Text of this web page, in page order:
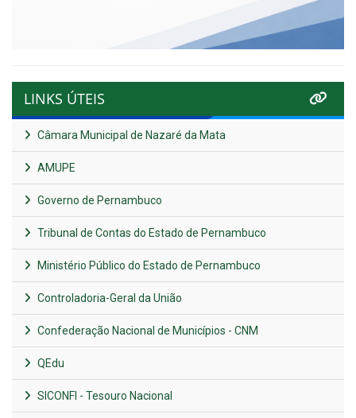
LINKS ÚTEIS
Câmara Municipal de Nazaré da Mata
AMUPE
Governo de Pernambuco
Tribunal de Contas do Estado de Pernambuco
Ministério Público do Estado de Pernambuco
Controladoria-Geral da União
Confederação Nacional de Municípios - CNM
QEdu
SICONFI - Tesouro Nacional